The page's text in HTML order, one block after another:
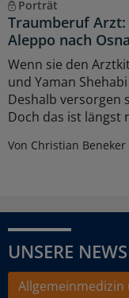
Porträt
Traumberuf
Aleppo nach
Wenn sie den
und Yaman
Deshalb versorgen
Doch das ist längst
Von Christian Beneker
UNSERE